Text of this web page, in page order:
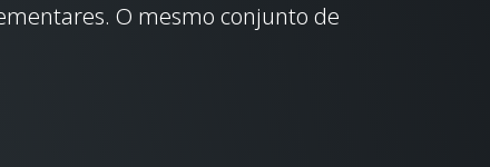
O mesmo conjunto de